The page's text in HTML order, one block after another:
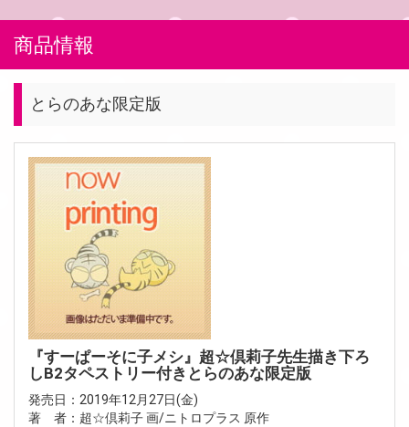
商品情報
とらのあな限定版
『すーぱーそに子メシ』超☆倶莉子先生描き下ろ
しB2タペストリー付きとらのあな限定版
発売日：2019年12月27日(金)
著 者：超☆倶莉子 画/ニトロプラス 原作